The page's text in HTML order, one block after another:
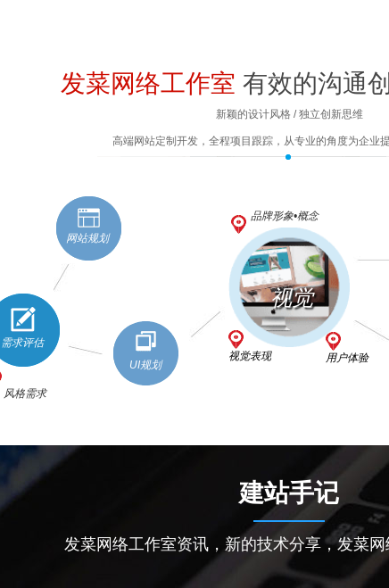
发菜网络工作室 有效的沟通
新颖的设计风格 / 独立创新思维
高端网站定制开发，全程项目跟踪，从专业的角度为企业
风格需求
需求评估
网站规划
UI规划
品牌形象•概念
视觉表现 用户体验
视觉
建站手记
发菜网络工作室资讯，新的技术分享，发菜